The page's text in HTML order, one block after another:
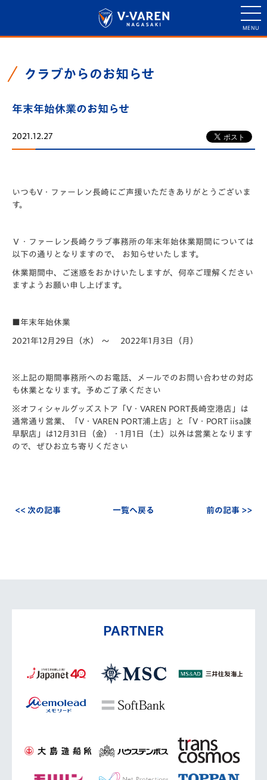
クラブからのお知らせ
年末年始休業のお知らせ
2021.12.27
いつもV・ファーレン長崎にご声援いただきありがとうございま
す。
Ｖ・ファーレン長崎クラブ事務所の年末年始休業期間については
以下の通りとなりますので、 お知らせいたします。
休業期間中、ご迷惑をおかけいたしますが、何卒ご理解ください
ますようお願い申し上げます。
■年末年始休業
2021年12月29日（水） ～ 2022年1月3日（月）
※上記の期間事務所へのお電話、メールでのお問い合わせの対応
も休業となります。予めご了承ください
※オフィシャルグッズストア「V・VAREN PORT長崎空港店」は
通常通り営業、「V・VAREN PORT浦上店」と「V・PORT iisa諫
早駅店」は12月31日（金）・1月1日（土）以外は営業となります
ので、ぜひお立ち寄りください
<< 次の記事 一覧へ戻る 前の記事 >>
PARTNER